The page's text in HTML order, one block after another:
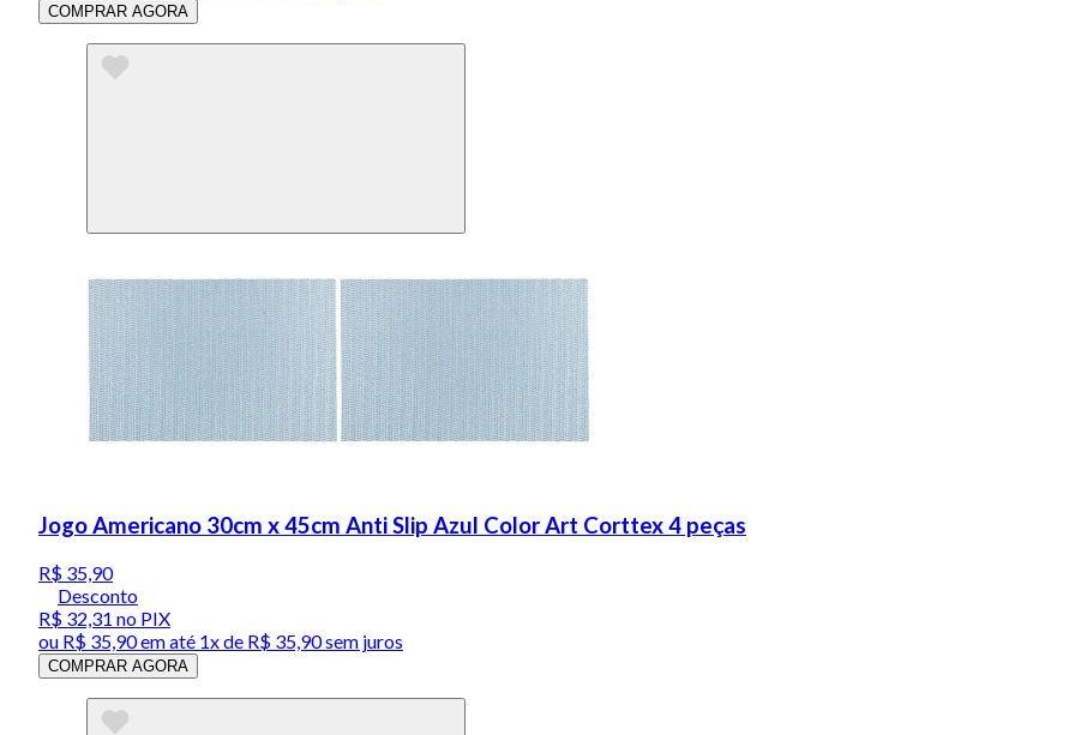
COMPRAR AGORA
Jogo Americano 30cm x 45cm Anti Slip Azul Color Art Corttex 4 peças
R$ 35,90
Desconto
R$ 32,31 no PIX
ou R$ 35,90em até 1x de R$ 35,90sem juros
COMPRAR AGORA